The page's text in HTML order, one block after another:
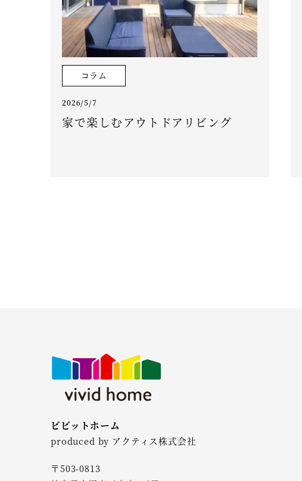
コラム
2026/5/7
家で楽しむアウトドアリビング
ビビットホーム
produced by アクティス株式会社
〒503-0813